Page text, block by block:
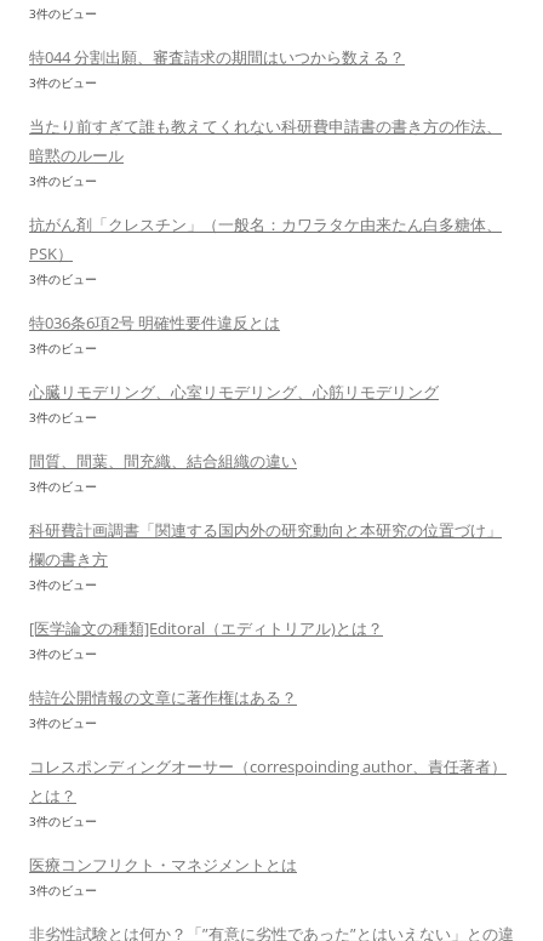
3件のビュー
特044 分割出願、審査請求の期間はいつから数える？
3件のビュー
当たり前すぎて誰も教えてくれない科研費申請書の書き方の作法、
暗黙のルール
3件のビュー
抗がん剤「クレスチン」（一般名：カワラタケ由来たん白多糖体、
PSK）
3件のビュー
特036条6項2号 明確性要件違反とは
3件のビュー
心臓リモデリング、心室リモデリング、心筋リモデリング
3件のビュー
間質、間葉、間充織、結合組織の違い
3件のビュー
科研費計画調書「関連する国内外の研究動向と本研究の位置づけ」
欄の書き方
3件のビュー
[医学論文の種類]Editoral（エディトリアル)とは？
3件のビュー
特許公開情報の文章に著作権はある？
3件のビュー
コレスポンディングオーサー（correspoinding author、責任著者）
とは？
3件のビュー
医療コンフリクト・マネジメントとは
3件のビュー
非劣性試験とは何か？「”有意に劣性であった”とはいえない」との違